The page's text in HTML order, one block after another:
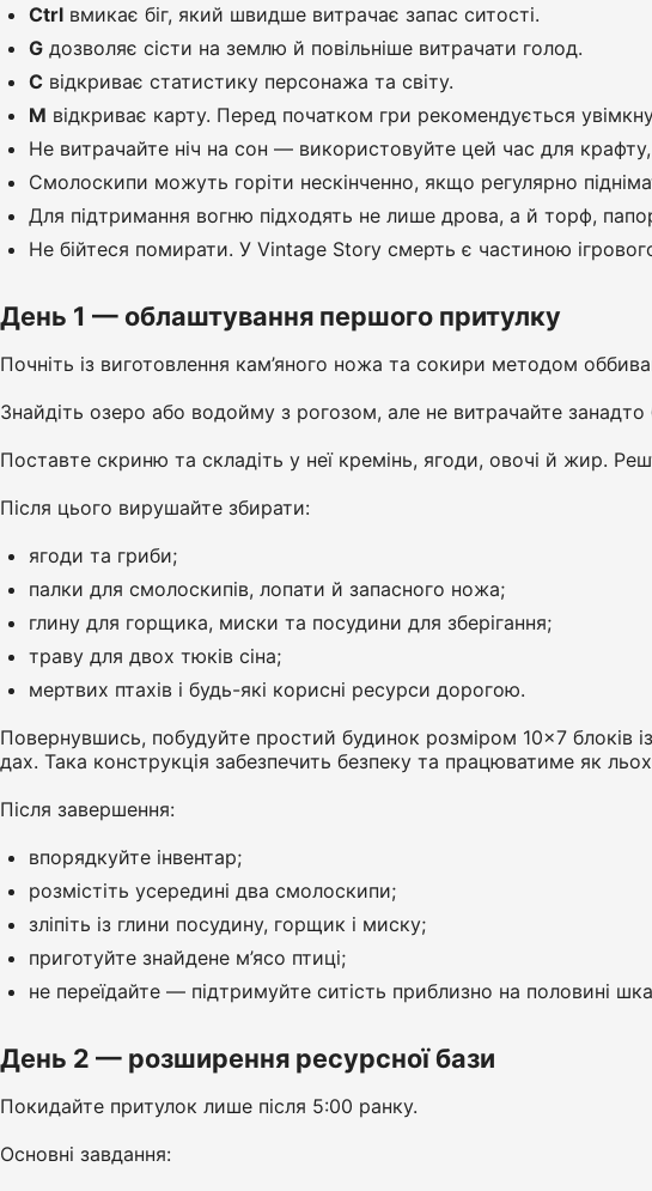
Ctrl вмикає біг, який швидше витрачає запас ситості.
G дозволяє сісти на землю й повільніше витрачати голод.
C відкриває статистику персонажа та світу.
M відкриває карту. Перед початком гри рекомендується
Не витрачайте ніч на сон — використовуйте цей час для
Смолоскипи можуть горіти нескінченно, якщо регулярно
Для підтримання вогню підходять не лише дрова, а й торф,
Не бійтеся помирати. У Vintage Story смерть є частиною
День 1 — облаштування першого притулку
Почніть із виготовлення кам’яного ножа та сокири методом
Знайдіть озеро або водойму з рогозом, але не витрачайте
Поставте скриню та складіть у неї кремінь, ягоди, овочі й жир.
Після цього вирушайте збирати:
ягоди та гриби;
палки для смолоскипів, лопати й запасного ножа;
глину для горщика, миски та посудини для зберігання;
траву для двох тюків сіна;
мертвих птахів і будь-які корисні ресурси дорогою.
Повернувшись, побудуйте простий будинок розміром 10×7 блоків
дах. Така конструкція забезпечить безпеку та працюватиме як льох
Після завершення:
впорядкуйте інвентар;
розмістіть усередині два смолоскипи;
зліпіть із глини посудину, горщик і миску;
приготуйте знайдене м’ясо птиці;
не переїдайте — підтримуйте ситість приблизно на половині
День 2 — розширення ресурсної бази
Покидайте притулок лише після 5:00 ранку.
Основні завдання: